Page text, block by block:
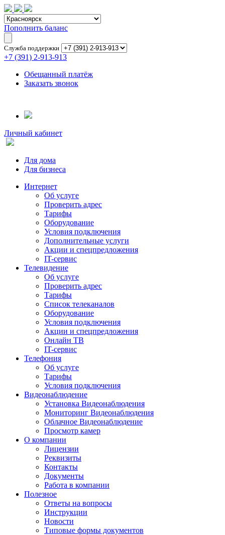
Пополнить баланс
Служба поддержки
+7 (391) 2-913-913
Обещанный платёж
Заказать звонок
Личный кабинет
Для дома
Для бизнеса
Интернет
Об услуге
Проверить адрес
Тарифы
Оборудование
Условия подключения
Дополнительные услуги
Акции и спецпредложения
IT-сервис
Телевидение
Об услуге
Проверить адрес
Тарифы
Список телеканалов
Оборудование
Условия подключения
Акции и спецпредложения
Онлайн ТВ
IT-сервис
Телефония
Об услуге
Тарифы
Условия подключения
Видеонаблюдение
Установка Видеонаблюдения
Мониторинг Видеонаблюдения
Облачное Видеонаблюдение
Просмотр камер
О компании
Лицензии
Реквизиты
Контакты
Документы
Работа в компании
Полезное
Ответы на вопросы
Инструкции
Новости
Типовые формы документов